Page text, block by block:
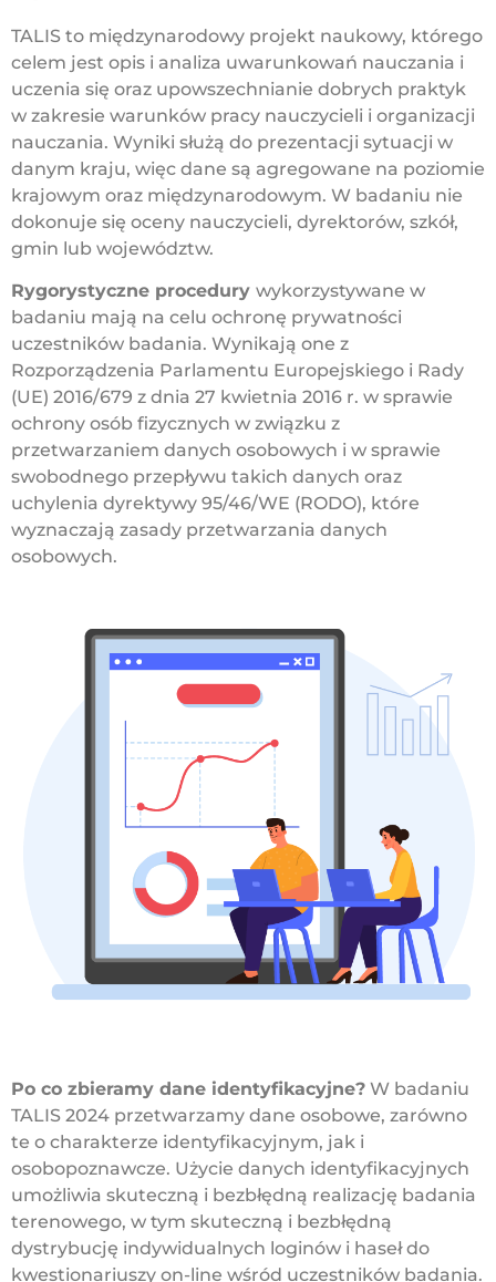
TALIS to międzynarodowy projekt naukowy, którego
celem jest opis i analiza uwarunkowań nauczania i
uczenia się oraz upowszechnianie dobrych praktyk
w zakresie warunków pracy nauczycieli i organizacji
nauczania. Wyniki służą do prezentacji sytuacji w
danym kraju, więc dane są agregowane na poziomie
krajowym oraz międzynarodowym. W badaniu nie
dokonuje się oceny nauczycieli, dyrektorów, szkół,
gmin lub województw.
Rygorystyczne procedury wykorzystywane w
badaniu mają na celu ochronę prywatności
uczestników badania. Wynikają one z
Rozporządzenia Parlamentu Europejskiego i Rady
(UE) 2016/679 z dnia 27 kwietnia 2016 r. w sprawie
ochrony osób fizycznych w związku z
przetwarzaniem danych osobowych i w sprawie
swobodnego przepływu takich danych oraz
uchylenia dyrektywy 95/46/WE (RODO), które
wyznaczają zasady przetwarzania danych
osobowych.
Po co zbieramy dane identyfikacyjne? W badaniu
TALIS 2024 przetwarzamy dane osobowe, zarówno
te o charakterze identyfikacyjnym, jak i
osobopoznawcze. Użycie danych identyfikacyjnych
umożliwia skuteczną i bezbłędną realizację badania
terenowego, w tym skuteczną i bezbłędną
dystrybucję indywidualnych loginów i haseł do
kwestionariuszy on-line wśród uczestników badania.